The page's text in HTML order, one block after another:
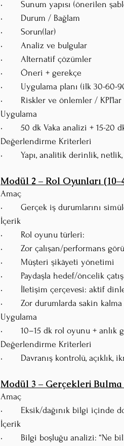
•	Sunum yapısı (önerilen
•	Durum / Bağlam
•	Sorun(lar)
•	Analiz ve bulgular
•	Alternatif çözümler
•	Öneri + gerekçe
•	Uygulama planı (ilk 30-60-
•	Riskler ve önlemler / KPI’lar
Uygulama
•	50 dk Vaka analizi + 15-
Değerlendirme Kriterleri
•	Yapı, analitik derinlik,
Modül 2 – Rol Oyunları
Amaç
•	Gerçek iş durumlarını
İçerik
•	Rol oyunu türleri:
•	Zor çalışan/performans
•	Müşteri şikâyeti yönetimi
•	Paydaşla hedef/öncelik
•	İletişim çerçevesi: aktif
•	Zor durumlarda sakin
Uygulama
•	10–15 dk rol oyunu +
Değerlendirme Kriterleri
•	Davranış kontrolü,
Modül 3 – Gerçekleri
Amaç
•	Eksik/dağınık bilgi
İçerik
•	Bilgi boşluğu analizi: “Ne